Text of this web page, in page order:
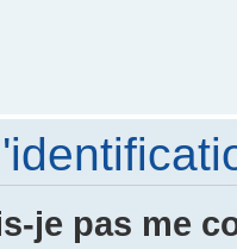
je pas me